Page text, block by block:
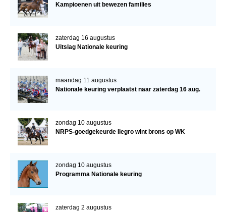
Kampioenen uit bewezen families
zaterdag 16 augustus
Uitslag Nationale keuring
maandag 11 augustus
Nationale keuring verplaatst naar zaterdag 16 aug.
zondag 10 augustus
NRPS-goedgekeurde Ilegro wint brons op WK
zondag 10 augustus
Programma Nationale keuring
zaterdag 2 augustus